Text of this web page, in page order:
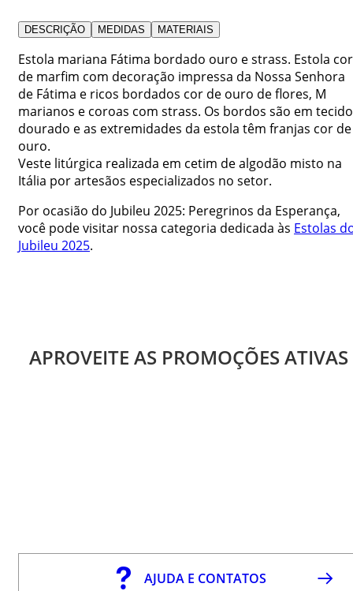
DESCRIÇÃO MEDIDAS MATERIAIS
Estola mariana Fátima bordado ouro e strass. Estola cor
de marfim com decoração impressa da Nossa Senhora
de Fátima e ricos bordados cor de ouro de flores, M
marianos e coroas com strass. Os bordos são em tecido
dourado e as extremidades da estola têm franjas cor de
ouro.
Veste litúrgica realizada em cetim de algodão misto na
Itália por artesãos especializados no setor.
Por ocasião do Jubileu 2025: Peregrinos da Esperança,
você pode visitar nossa categoria dedicada às Estolas
Jubileu 2025.
APROVEITE AS PROMOÇÕES ATIVAS
AJUDA E CONTATOS